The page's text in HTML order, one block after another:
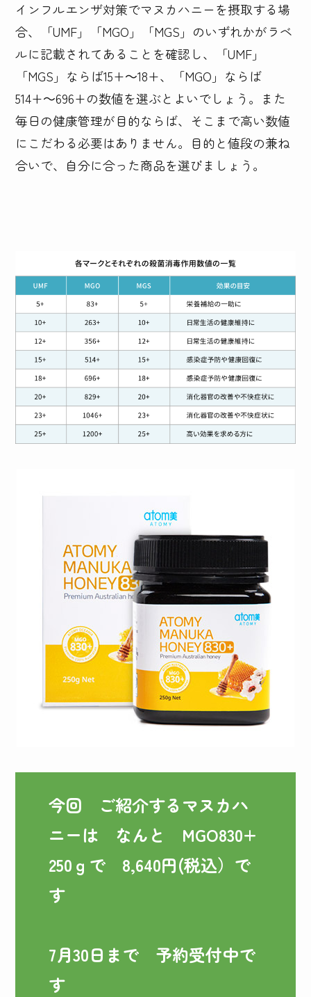
インフルエンザ対策でマヌカハニーを摂取する場
合、「UMF」「MGO」「MGS」のいずれかがラベ
ルに記載されてあることを確認し、「UMF」
「MGS」ならば15+～18+、「MGO」ならば
514+～696+の数値を選ぶとよいでしょう。また
毎日の健康管理が目的ならば、そこまで高い数値
にこだわる必要はありません。目的と値段の兼ね
合いで、自分に合った商品を選びましょう。
今回　ご紹介するマヌカハ
ニーは　なんと　MGO830+
250ｇで　8,640円(税込）で
す
7月30日まで　予約受付中で
す